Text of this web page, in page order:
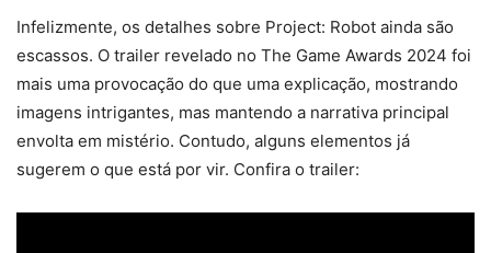
Infelizmente, os detalhes sobre Project: Robot ainda são
escassos. O trailer revelado no The Game Awards 2024 foi
mais uma provocação do que uma explicação, mostrando
imagens intrigantes, mas mantendo a narrativa principal
envolta em mistério. Contudo, alguns elementos já
sugerem o que está por vir. Confira o trailer: